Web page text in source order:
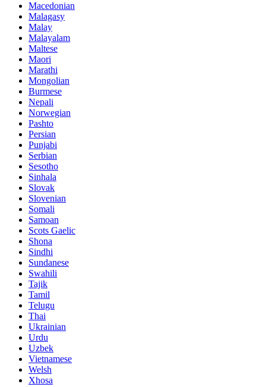
Macedonian
Malagasy
Malay
Malayalam
Maltese
Maori
Marathi
Mongolian
Burmese
Nepali
Norwegian
Pashto
Persian
Punjabi
Serbian
Sesotho
Sinhala
Slovak
Slovenian
Somali
Samoan
Scots Gaelic
Shona
Sindhi
Sundanese
Swahili
Tajik
Tamil
Telugu
Thai
Ukrainian
Urdu
Uzbek
Vietnamese
Welsh
Xhosa